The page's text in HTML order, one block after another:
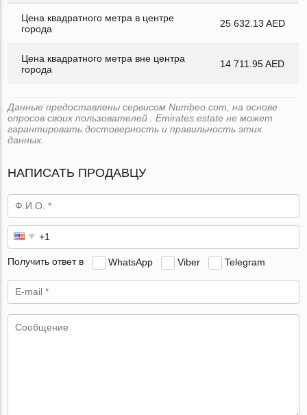
Цена квадратного метра в центре
города
25 632.13 AED
Цена квадратного метра вне центра
города
14 711.95 AED
Данные предоставлены сервисом Numbeo.com, на основе
опросов своих пользователей . Emirates.estate не может
гарантировать достоверность и правильность этих
данных.
НАПИСАТЬ ПРОДАВЦУ
Получить ответ в WhatsApp Viber Telegram